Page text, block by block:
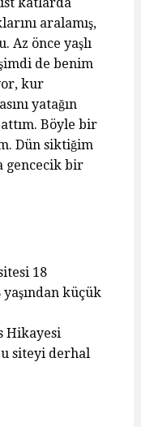
aralamış,
Az önce yaşlı
de benim
kur
yatağın
Böyle bir
Dün siktiğim
gencecik bir
18
küçük
Hikayesi
siteyi derhal